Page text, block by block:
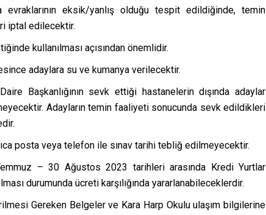
evraklarının eksik/yanlış olduğu tespit edildiğinde, temin
iptal edilecektir.
kullanılması açısından önemlidir.
adaylara su ve kumanya verilecektir.
Başkanlığının sevk ettiği hastanelerin dışında adaylar
Adayların temin faaliyeti sonucunda sevk edildikleri
posta veya telefon ile sınav tarihi tebliğ edilmeyecektir.
– 30 Ağustos 2023 tarihleri arasında Kredi Yurtlar
durumunda ücreti karşılığında yararlanabileceklerdir.
Gereken Belgeler ve Kara Harp Okulu ulaşım bilgilerine